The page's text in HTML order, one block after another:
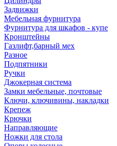
Задвижки
Мебельная фурнитура
Фурнитура для шкафов - купе
Кронштейны
Газлифт,барный мех
Разное
Подпятники
Ручки
Джокерная система
Замки мебельные, почтовые
Ключи, ключивины, накладки
Крепеж
Крючки
Направляющие
Ножки для стола